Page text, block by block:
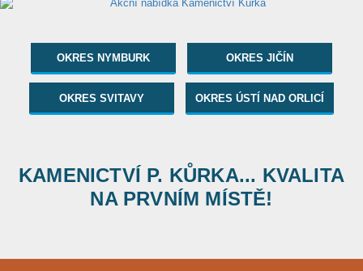
OKRES NYMBURK OKRES JIČÍN
OKRES SVITAVY OKRES ÚSTÍ NAD ORLICÍ
KAMENICTVÍ P. KŮRKA... KVALITA
NA PRVNÍM MÍSTĚ!